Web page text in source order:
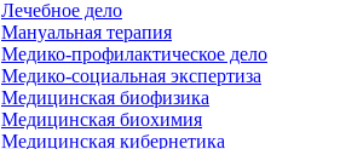
Лечебное дело
Мануальная терапия
Медико-профилактическое дело
Медико-социальная экспертиза
Медицинская биофизика
Медицинская биохимия
Медицинская кибернетика